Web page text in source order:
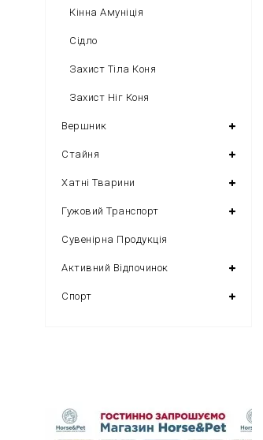
Кінна Амуніція
Сідло
Захист Тіла Коня
Захист Ніг Коня
Вершник
Стайня
Хатні Тварини
Гужовий Транспорт
Сувенірна Продукція
Активний Відпочинок
Спорт